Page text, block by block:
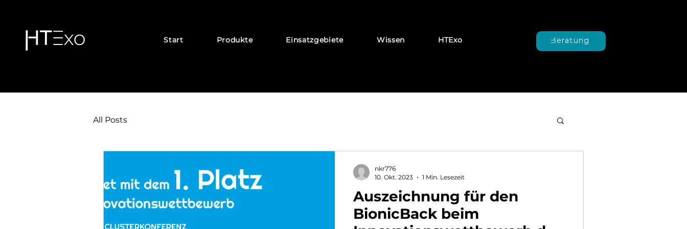
Start Produkte Einsatzgebiete Wissen HTExo Beratung
All Posts
Auszeichnung für den
BionicBack beim
nkr776
10. Okt. 2023
1 Min. Lesezeit